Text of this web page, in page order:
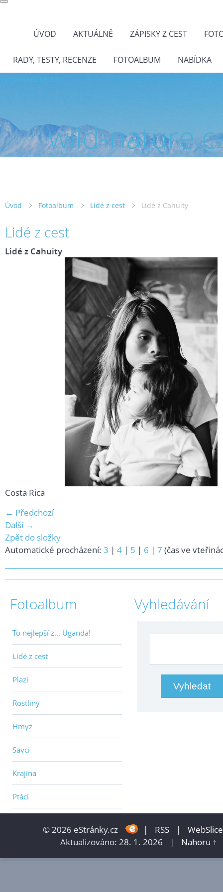
ÚVOD AKTUÁLNĚ ZÁPISKY Z CEST
RADY, TESTY, RECENZE FOTOALBUM NABÍDKA
wild-
Úvod Fotoalbum Lidé z cest Lidé z Cahuity
Lidé z cest
Lidé z Cahuity
Costa Rica
← Předchozí
Další →
Zpět do složky
Automatické procházení: 3 | 4 | 5 | 6 | 7 (čas ve
Fotoalbum
To nejlepší z... Uganda!
Lidé z cest
Plazi
Rostliny
Hmyz
Savci
Krajina
Ptáci
Vyhledávání
© 2026 eStránky.cz | RSS |
WebSlice
Aktualizováno: 28. 1. 2026
| Nahoru ↑